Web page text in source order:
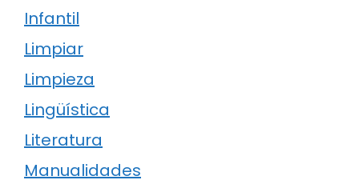
Infantil
Limpiar
Limpieza
Lingüística
Literatura
Manualidades